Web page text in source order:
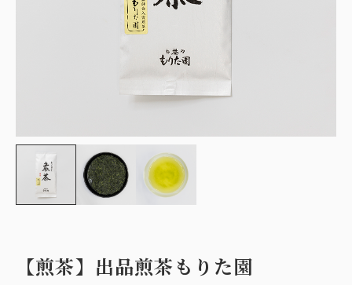
【煎茶】出品煎茶もりた園